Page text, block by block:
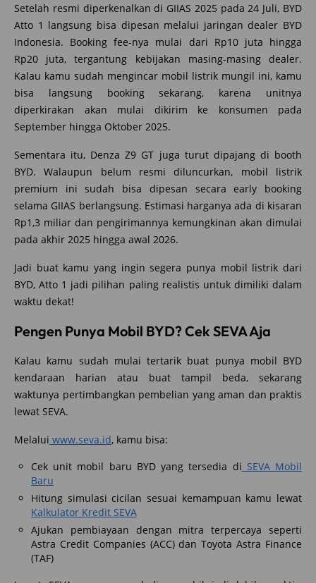
Setelah resmi diperkenalkan di GIIAS 2025 pada 24 Juli, BYD
Atto 1 langsung bisa dipesan melalui jaringan dealer BYD
Indonesia. Booking fee-nya mulai dari Rp10 juta hingga
Rp20 juta, tergantung kebijakan masing-masing dealer.
Kalau kamu sudah mengincar mobil listrik mungil ini, kamu
bisa langsung booking sekarang, karena unitnya
diperkirakan akan mulai dikirim ke konsumen pada
September hingga Oktober 2025.
Sementara itu, Denza Z9 GT juga turut dipajang di booth
BYD. Walaupun belum resmi diluncurkan, mobil listrik
premium ini sudah bisa dipesan secara early booking
selama GIIAS berlangsung. Estimasi harganya ada di kisaran
Rp1,3 miliar dan pengirimannya kemungkinan akan dimulai
pada akhir 2025 hingga awal 2026.
Jadi buat kamu yang ingin segera punya mobil listrik dari
BYD, Atto 1 jadi pilihan paling realistis untuk dimiliki dalam
waktu dekat!
Pengen Punya Mobil BYD? Cek SEVA Aja
Kalau kamu sudah mulai tertarik buat punya mobil BYD
kendaraan harian atau buat tampil beda, sekarang
waktunya pertimbangkan pembelian yang aman dan praktis
lewat SEVA.
Melalui www.seva.id, kamu bisa:
Cek unit mobil baru BYD yang tersedia di SEVA Mobil
Baru
Hitung simulasi cicilan sesuai kemampuan kamu lewat
Kalkulator Kredit SEVA
Ajukan pembiayaan dengan mitra terpercaya seperti
Astra Credit Companies (ACC) dan Toyota Astra Finance
(TAF)